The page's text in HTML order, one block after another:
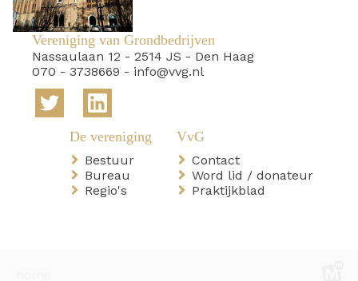
Vereniging van Grondbedrijven
Nassaulaan 12 - 2514 JS - Den Haag
070 - 3738669 - info@vvg.nl
Bestuur
Bureau
Regio's
Contact
Word lid / donateur
Praktijkblad